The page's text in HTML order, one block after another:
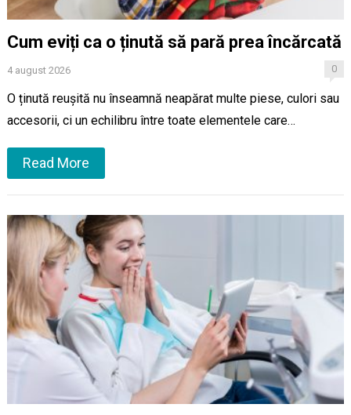
Cum eviți ca o ținută să pară prea încărcată
4 august 2026 0
O ținută reușită nu înseamnă neapărat multe piese, culori sau
accesorii, ci un echilibru între toate elementele care…
Read More